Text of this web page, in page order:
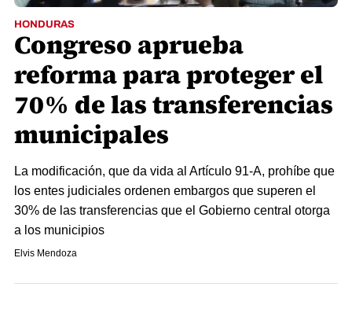
HONDURAS
Congreso aprueba
reforma para proteger el
70% de las transferencias
municipales
La modificación, que da vida al Artículo 91-A, prohíbe que
los entes judiciales ordenen embargos que superen el
30% de las transferencias que el Gobierno central otorga
a los municipios
Elvis Mendoza